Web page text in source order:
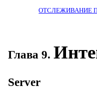
ОТСЛЕЖИВАНИЕ
Глава 9.
Server